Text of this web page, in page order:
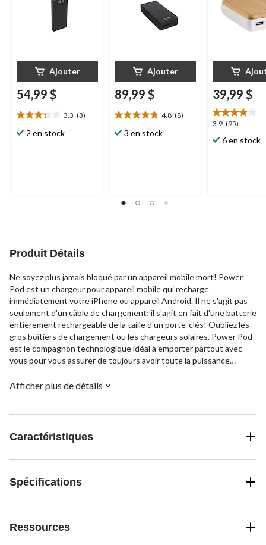
Ajouter
54,99 $
3.3 (3)
3.3
étoile(s)
2 en stock
Ajouter
89,99 $
4.8 (8)
4.8
étoile(s)
3 en stock
39,99 $
3.9 (95)
3.9
étoile(s)
sur
6 en stock
Produit Détails
Ne soyez plus jamais bloqué par un appareil mobile mort! Power
Pod est un chargeur pour appareil mobile qui recharge
immédiatement votre iPhone ou appareil Android. Il ne s'agit pas
seulement d'un câble de chargement; il s'agit en fait d'une batterie
entièrement rechargeable de la taille d'un porte-clés! Oubliez les
gros boîtiers de chargement ou les chargeurs solaires. Power Pod
est le compagnon technologique idéal à emporter partout avec
vous pour vous assurer de toujours avoir toute la puissance
léger et s'accroche directement sur votre porte-clés, et se
puissance instantanée durant des heures! Fixez-en un à votre
porte-clés ou à votre mallette, à votre sac à main ou à votre sac de
l'entraînement.
Afficher plus de détails
Caractéristiques
Spécifications
Ressources